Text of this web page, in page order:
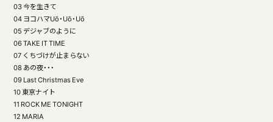
03 今を生きて
04 ヨコハマUō・Uō・Uō
05 デジャブのように
06 TAKE IT TIME
07 くちづけが止まらない
08 あの夜・・・
09 Last Christmas Eve
10 東京ナイト
11 ROCK ME TONIGHT
12 MARIA